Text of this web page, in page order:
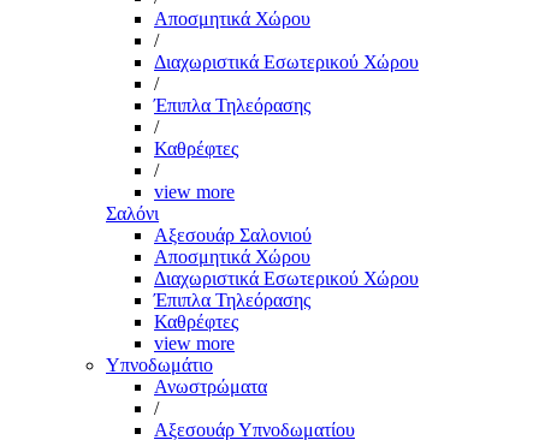
Αποσμητικά Χώρου
/
Διαχωριστικά Εσωτερικού Χώρου
/
Έπιπλα Τηλεόρασης
/
Καθρέφτες
/
view more
Σαλόνι
Αξεσουάρ Σαλονιού
Αποσμητικά Χώρου
Διαχωριστικά Εσωτερικού Χώρου
Έπιπλα Τηλεόρασης
Καθρέφτες
view more
Υπνοδωμάτιο
Ανωστρώματα
/
Αξεσουάρ Υπνοδωματίου